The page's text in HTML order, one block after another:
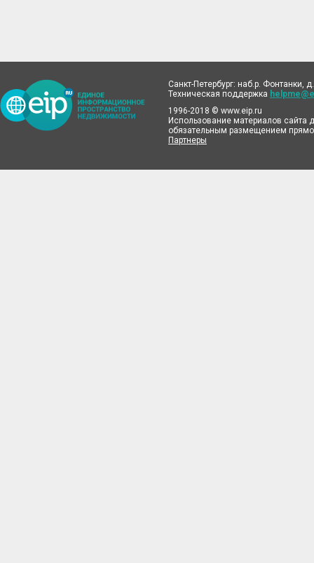
Санкт-Петербург: наб.р. Фонтанки,
Техническая поддержка
1996-2018 © www.eip.ru
Использование материалов сайта
обязательным размещением
Партнеры